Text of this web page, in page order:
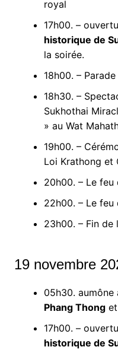
royal
17h00. –
historique de
la soirée.
18h00. –
18h30. –
Sukhothai
» au Wat
19h00. –
Loi Krathong et
20h00. – Le feu
22h00. – Le feu
23h00. – Fin de
19 novembre
05h30. aumône
Phang Thonget
17h00. –
historique de